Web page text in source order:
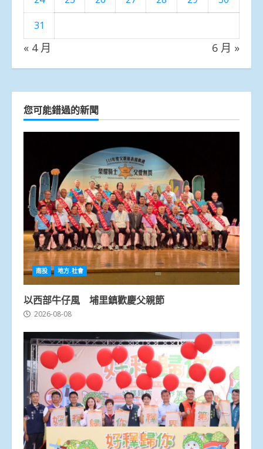
31
« 4 月 6 月 »
您可能錯過的新聞
南投 地方.社會
以西部牛仔風 埔里鎮歡慶父親節
2026-08-08